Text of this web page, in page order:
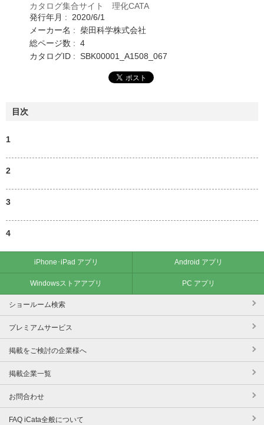
カタログ集合サイト 理化CATA
発行年月 : 2020/6/1
メーカー名 : 柴田科学株式会社
総ページ数 : 4
カタログID : SBK00001_A1508_067
目次
1
2
3
4
iPhone･iPad アプリ Android アプリ
Windowsストアアプリ PC アプリ
ショールーム検索
プレミアムサービス
掲載をご検討の企業様へ
掲載企業一覧
お問合わせ
FAQ iCata全般について